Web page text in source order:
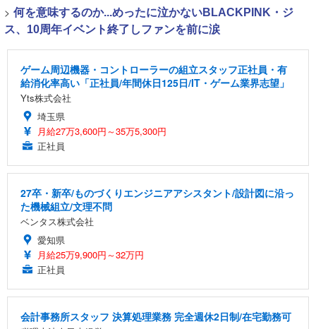
> 何を意味するのか...めったに泣かないBLACKPINK・ジ
ス、10周年イベント終了しファンを前に涙
ゲーム周辺機器・コントローラーの組立スタッフ正社員・有
給消化率高い「正社員/年間休日125日/IT・ゲーム業界志望」
Yts株式会社
埼玉県
月給27万3,600円～35万5,300円
正社員
27卒・新卒/ものづくりエンジニアアシスタント/設計図に沿っ
た機械組立/文理不問
ベンタス株式会社
愛知県
月給25万9,900円～32万円
正社員
会計事務所スタッフ 決算処理業務 完全週休2日制/在宅勤務可